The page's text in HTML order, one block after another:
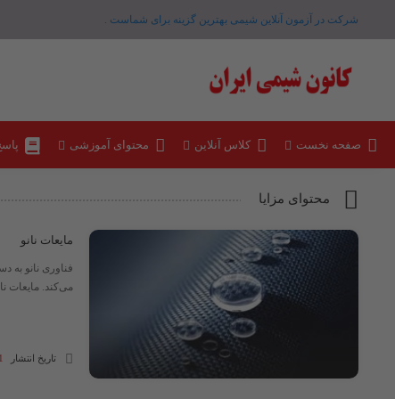
شرکت در آزمون آنلاین شیمی بهترین گزینه برای شماست .
صفحه نخست کلاس آنلاین محتوای آموزشی
محتوای مزایا
مایعات نانو
می‌کند. مایعات
تاریخ انتشار